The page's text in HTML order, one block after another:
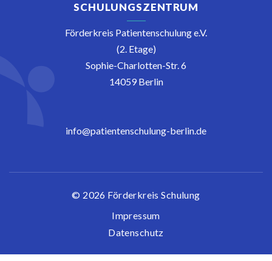
SCHULUNGSZENTRUM
Förderkreis Patientenschulung e.V.
(2. Etage)
Sophie-Charlotten-Str. 6
14059 Berlin
info@patientenschulung-berlin.de
© 2026 Förderkreis Schulung
Impressum
Datenschutz